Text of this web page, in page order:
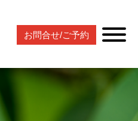
お問合せ/ご予約